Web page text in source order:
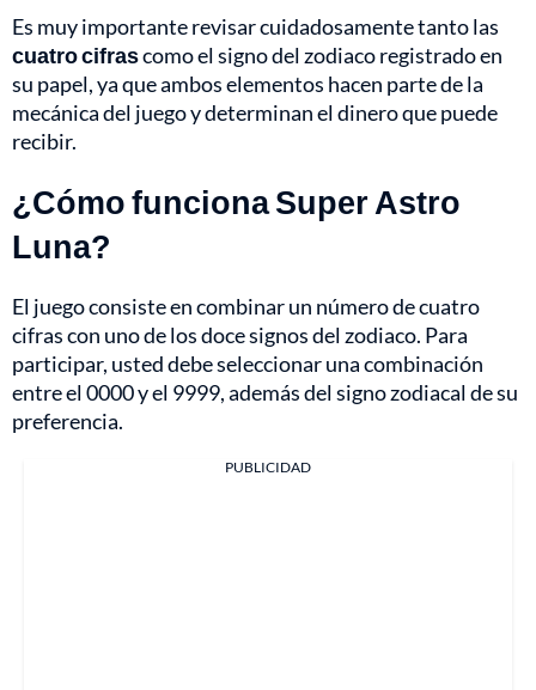
Es muy importante revisar cuidadosamente tanto las
cuatro cifrascomo el signo del zodiaco registrado en
su papel, ya que ambos elementos hacen parte de la
mecánica del juego y determinan el dinero que puede
recibir.
¿Cómo funciona Super Astro
Luna?
El juego consiste en combinar un número de cuatro
cifras con uno de los doce signos del zodiaco. Para
participar, usted debe seleccionar una combinación
entre el 0000 y el 9999, además del signo zodiacal de su
preferencia.
PUBLICIDAD